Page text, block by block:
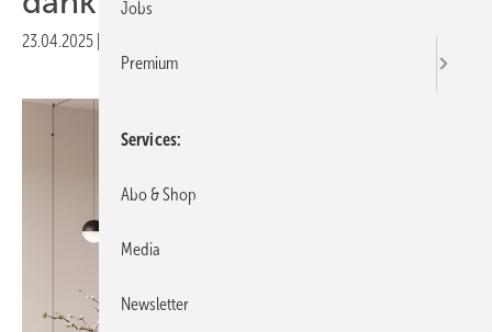
23.04.2025
Jobs
Premium
Services
Abo & Shop
Media
Newsletter